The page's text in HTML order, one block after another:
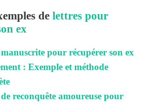
de lettres pour
ex
pour récupérer son ex
: Exemple et méthode
reconquête amoureuse pour